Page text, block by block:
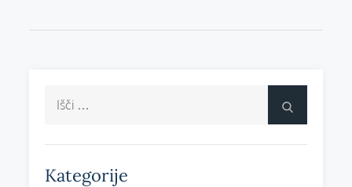
Išči:
Kategorije